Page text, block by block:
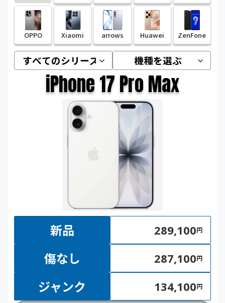
OPPO Xiaomi arrows Huawei ZenFone
iPhone 17 Pro Max
新品 289,100円
傷なし 287,100円
ジャンク 134,100円